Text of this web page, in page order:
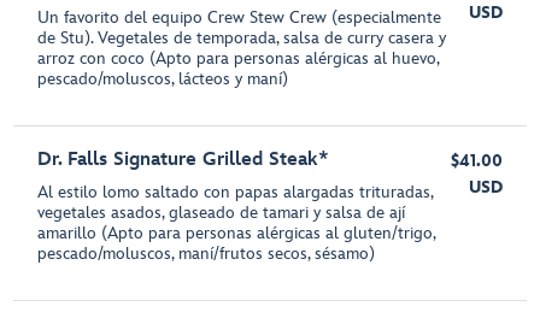
Un favorito del equipo Crew Stew Crew (especialmente
de Stu). Vegetales de temporada, salsa de curry casera y
arroz con coco (Apto para personas alérgicas al huevo,
pescado/moluscos, lácteos y maní)
USD
Dr. Falls Signature Grilled Steak*
Al estilo lomo saltado con papas alargadas trituradas,
vegetales asados, glaseado de tamari y salsa de ají
amarillo (Apto para personas alérgicas al gluten/trigo,
pescado/moluscos, maní/frutos secos, sésamo)
$41.00
USD